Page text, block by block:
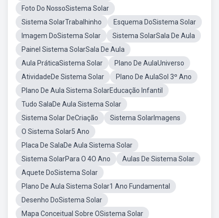
Foto Do NossoSistema Solar
Sistema SolarTrabalhinho
Esquema DoSistema Solar
Imagem DoSistema Solar
Sistema SolarSala De Aula
Painel Sistema SolarSala De Aula
Aula PráticaSistema Solar
Plano De AulaUniverso
AtividadeDe Sistema Solar
Plano De AulaSol 3º Ano
Plano De Aula Sistema SolarEducação Infantil
Tudo SalaDe Aula Sistema Solar
Sistema Solar DeCriação
Sistema SolarImagens
O Sistema Solar5 Ano
Placa De SalaDe Aula Sistema Solar
Sistema SolarPara O 4O Ano
Aulas De Sistema Solar
Aquete DoSistema Solar
Plano De Aula Sistema Solar1 Ano Fundamental
Desenho DoSistema Solar
Mapa Conceitual Sobre OSistema Solar